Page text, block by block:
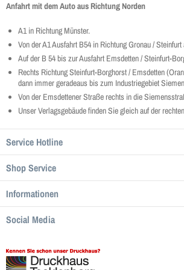
Anfahrt mit dem Auto aus Richtung Norden
A1 in Richtung Münster.
Von der A1 Ausfahrt B54 in Richtung Gronau / Steinfurt
Auf der B 54 bis zur Ausfahrt Emsdetten / Steinfurt-
Rechts Richtung Steinfurt-Borghorst / Emsdetten
dann immer geradeaus bis zum Industriegebiet
Von der Emsdettener Straße rechts in die
Unser Verlagsgebäude finden Sie gleich auf der
Service Hotline
Shop Service
Informationen
Social Media